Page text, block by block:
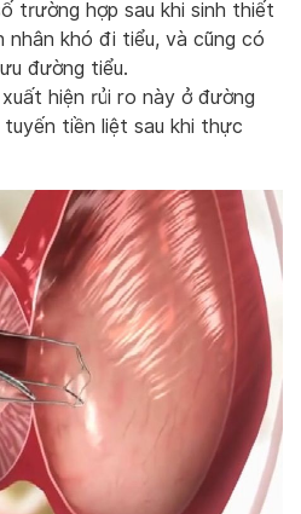
trường hợp sau khi sinh thiết
khó đi tiểu, và cũng có
đường tiểu.
hiện rủi ro này ở đường
tiền liệt sau khi thực